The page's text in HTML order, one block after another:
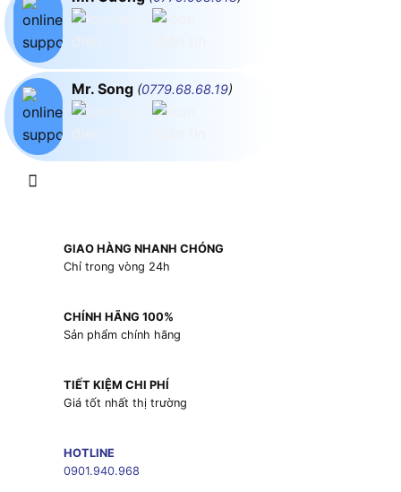
Mr. Song (0779.68.68.19)
GIAO HÀNG NHANH CHÓNG
Chỉ trong vòng 24h
CHÍNH HÃNG 100%
Sản phẩm chính hãng
TIẾT KIỆM CHI PHÍ
Giá tốt nhất thị trường
HOTLINE
0901.940.968